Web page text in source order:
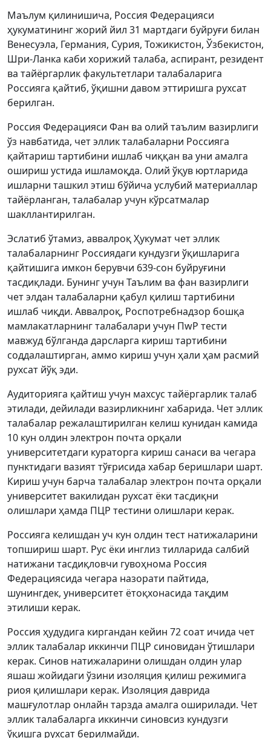
Маълум қилинишича, Россия Федерацияси
ҳукуматининг жорий йил 31 мартдаги буйруғи билан
Венесуэла, Германия, Сурия, Тожикистон, Ўзбекистон,
Шри-Ланка каби хорижий талаба, аспирант, резидент
ва тайёргарлик факультетлари талабаларига
Россияга қайтиб, ўқишни давом эттиришга рухсат
берилган.
Россия Федерацияси Фан ва олий таълим вазирлиги
ўз навбатида, чет эллик талабаларни Россияга
қайтариш тартибини ишлаб чиққан ва уни амалга
ошириш устида ишламоқда. Олий ўқув юртларида
ишларни ташкил этиш бўйича услубий материаллар
тайёрланган, талабалар учун кўрсатмалар
шакллантирилган.
Эслатиб ўтамиз, аввалроқ Ҳукумат чет эллик
талабаларнинг Россиядаги кундузги ўқишларига
қайтишига имкон берувчи 639-сон буйруғини
тасдиқлади. Бунинг учун Таълим ва фан вазирлиги
чет элдан талабаларни қабул қилиш тартибини
ишлаб чиқди. Аввалроқ, Роспотребнадзор бошқа
мамлакатларнинг талабалари учун ПwР тести
мавжуд бўлганда дарсларга кириш тартибини
соддалаштирган, аммо кириш учун ҳали ҳам расмий
рухсат йўқ эди.
Аудиторияга қайтиш учун махсус тайёргарлик талаб
этилади, дейилади вазирликнинг хабарида. Чет эллик
талабалар режалаштирилган келиш кунидан камида
10 кун олдин электрон почта орқали
университетдаги кураторга кириш санаси ва чегара
пунктидаги вазият тўғрисида хабар беришлари шарт.
Кириш учун барча талабалар электрон почта орқали
университет вакилидан рухсат ёки тасдиқни
олишлари ҳамда ПЦР тестини олишлари керак.
Россияга келишдан уч кун олдин тест натижаларини
топшириш шарт. Рус ёки инглиз тилларида салбий
натижани тасдиқловчи гувоҳнома Россия
Федерациясида чегара назорати пайтида,
шунингдек, университет ётоқхонасида тақдим
этилиши керак.
Россия ҳудудига киргандан кейин 72 соат ичида чет
эллик талабалар иккинчи ПЦР синовидан ўтишлари
керак. Синов натижаларини олишдан олдин улар
яшаш жойидаги ўзини изоляция қилиш режимига
риоя қилишлари керак. Изоляция даврида
машғулотлар онлайн тарзда амалга оширилади. Чет
эллик талабаларга иккинчи синовсиз кундузги
ўқишга рухсат берилмайди.